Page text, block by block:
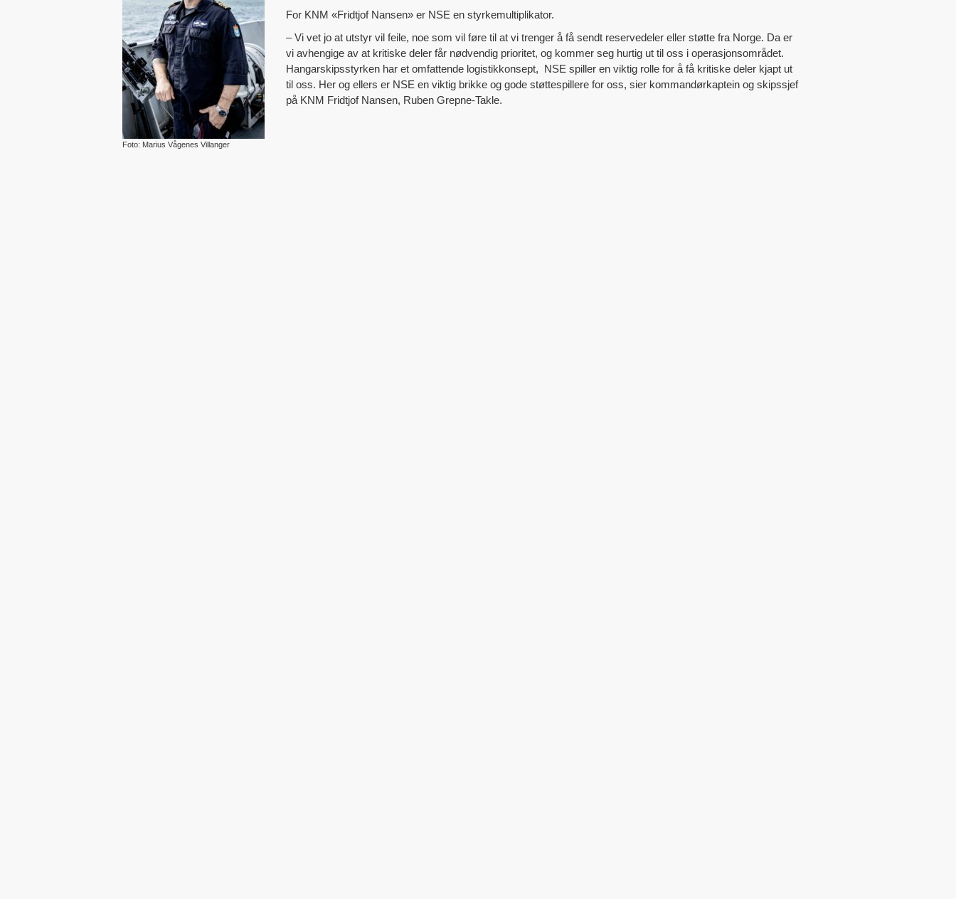
Foto: Marius Vågenes Villanger
For KNM «Fridtjof Nansen» er NSE en styrkemultiplikator.
– Vi vet jo at utstyr vil feile, noe som vil føre til at vi trenger å få sendt reservedeler eller støtte fra Norge. Da er
vi avhengige av at kritiske deler får nødvendig prioritet, og kommer seg hurtig ut til oss i operasjonsområdet.
Hangarskipsstyrken har et omfattende logistikkonsept, NSE spiller en viktig rolle for å få kritiske deler kjapt ut
til oss. Her og ellers er NSE en viktig brikke og gode støttespillere for oss, sier kommandørkaptein og skipssjef
på KNM Fridtjof Nansen, Ruben Grepne-Takle.